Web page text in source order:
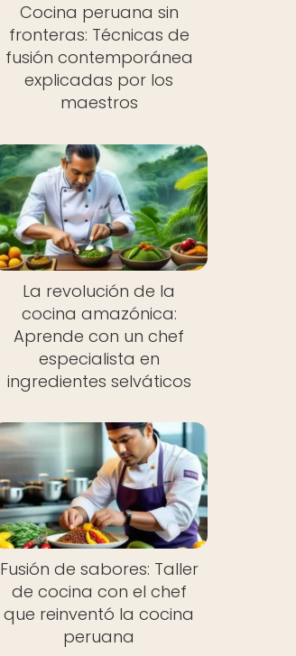
Cocina peruana sin
fronteras: Técnicas de
fusión contemporánea
explicadas por los
maestros
La revolución de la
cocina amazónica:
Aprende con un chef
especialista en
ingredientes selváticos
Fusión de sabores: Taller
de cocina con el chef
que reinventó la cocina
peruana